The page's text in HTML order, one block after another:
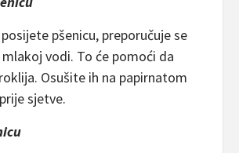
pšenicu, preporučuje se
vodi. To će pomoći da
Osušite ih na papirnatom
sjetve.